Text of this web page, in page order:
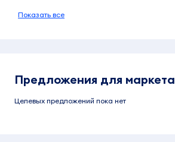
Показать все
Предложения для маркета
Целевых предложений пока нет